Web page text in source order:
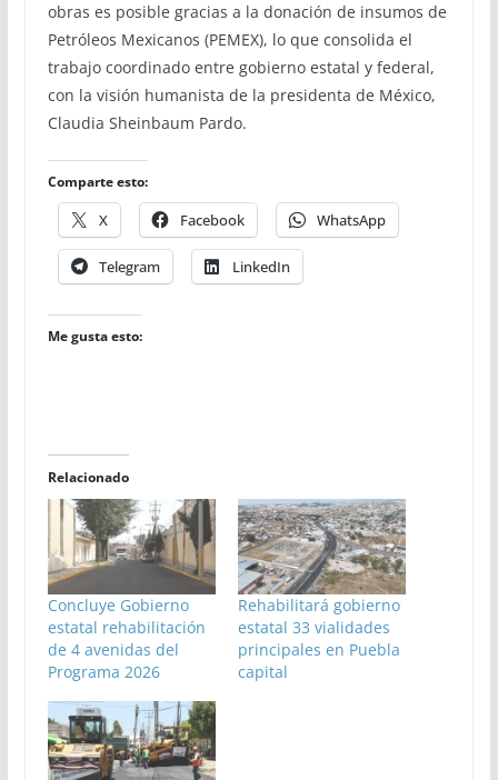
obras es posible gracias a la donación de insumos de
Petróleos Mexicanos (PEMEX), lo que consolida el
trabajo coordinado entre gobierno estatal y federal,
con la visión humanista de la presidenta de México,
Claudia Sheinbaum Pardo.
Comparte esto:
X Facebook WhatsApp
Telegram LinkedIn
Me gusta esto:
Relacionado
Concluye Gobierno
estatal rehabilitación
de 4 avenidas del
Programa 2026
Rehabilitará gobierno
estatal 33 vialidades
principales en Puebla
capital